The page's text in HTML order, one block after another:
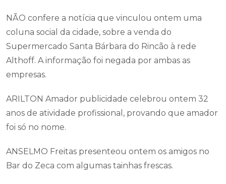
NÃO confere a notícia que vinculou ontem uma
coluna social da cidade, sobre a venda do
Supermercado Santa Bárbara do Rincão à rede
Althoff. A informação foi negada por ambas as
empresas.
ARILTON Amador publicidade celebrou ontem 32
anos de atividade profissional, provando que amador
foi só no nome.
ANSELMO Freitas presenteou ontem os amigos no
Bar do Zeca com algumas tainhas frescas.